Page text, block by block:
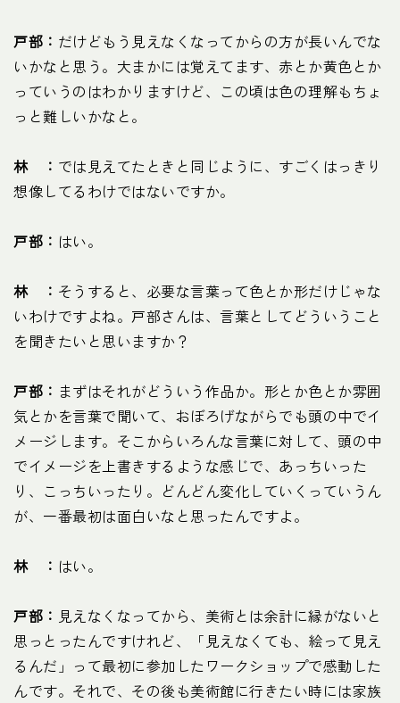
戸部： だけどもう見えなくなってからの方が長いんでな
いかなと思う。大まかには覚えてます、赤とか黄色とか
っていうのはわかりますけど、この頃は色の理解もちょ
っと難しいかなと。
林 ： では見えてたときと同じように、すごくはっきり
想像してるわけではないですか。
戸部： はい。
林 ： そうすると、必要な言葉って色とか形だけじゃな
いわけですよね。戸部さんは、言葉としてどういうこと
を聞きたいと思いますか？
戸部： まずはそれがどういう作品か。形とか色とか雰囲
気とかを言葉で聞いて、おぼろげながらでも頭の中でイ
メージします。そこからいろんな言葉に対して、頭の中
でイメージを上書きするような感じで、あっちいった
り、こっちいったり。どんどん変化していくっていうん
が、一番最初は面白いなと思ったんですよ。
林 ： はい。
戸部： 見えなくなってから、美術とは余計に縁がないと
思っとったんですけれど、「見えなくても、絵って見え
るんだ」って最初に参加したワークショップで感動した
んです。それで、その後も美術館に行きたい時には家族